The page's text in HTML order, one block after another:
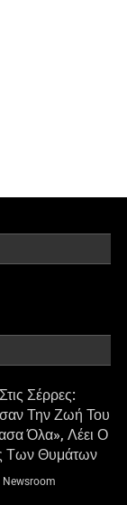
Σέρρες:
Την Ζωή Του
Όλα», Λέει Ο
Των Θυμάτων
Newsroom